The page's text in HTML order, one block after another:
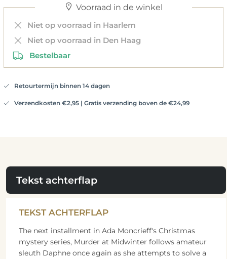
Voorraad in de winkel
Niet op voorraad in Haarlem
Niet op voorraad in Den Haag
Bestelbaar
Retourtermijn binnen 14 dagen
Verzendkosten €2,95 | Gratis verzending boven de €24,99
Tekst achterflap
TEKST ACHTERFLAP
The next installment in Ada Moncrieff's Christmas
mystery series, Murder at Midwinter follows amateur
sleuth Daphne once again as she attempts to solve a